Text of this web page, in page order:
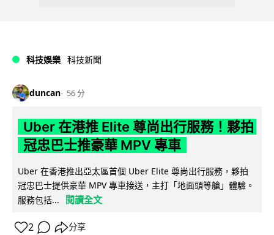
科技娛樂 科技新聞
duncan 56 分
Uber 在港推 Elite 尊尚出行服務！夥拍
冠忠巴士推豪華 MPV 專車
Uber 在香港推出亞太區首個 Uber Elite 尊尚出行服務，夥拍
冠忠巴士提供豪華 MPV 專車接送，主打「地面頭等艙」體驗。
服務包括...
閱讀全文
2 分享